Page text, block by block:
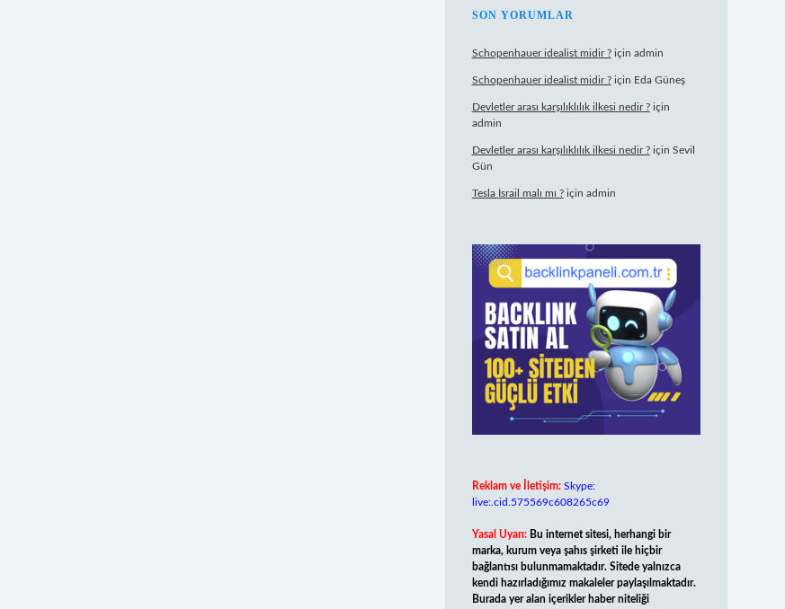
SON YORUMLAR
Schopenhauer idealist midir ?için admin
Schopenhauer idealist midir ?için Eda Güneş
Devletler arası karşılıklılık ilkesi nedir ?için
admin
Devletler arası karşılıklılık ilkesi nedir ?için Sevil
Gün
Tesla İsrail malı mı ?için admin
Reklam ve İletişim: Skype:
live:.cid.575569c608265c69
Yasal Uyarı: Bu internet sitesi, herhangi bir
marka, kurum veya şahıs şirketi ile hiçbir
bağlantısı bulunmamaktadır. Sitede yalnızca
kendi hazırladığımız makaleler paylaşılmaktadır.
Burada yer alan içerikler haber niteliği